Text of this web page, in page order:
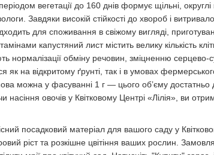
вегетації до 160 днів формує щільні,
Завдяки високій стійкості до хвороб і
для споживання в свіжому вигляді,
капустяний лист містить велику кількість
нормалізації обміну речовин, зміцненню серцево-
на відкритому ґрунті, так і в умовах
можна у фасуванні 1 г — цього об’єму достатньо
овочів у Квітковому Центрі «Лілія», ви
посадковий матеріал для вашого саду у
ріст та розкішне цвітіння ваших рослин.